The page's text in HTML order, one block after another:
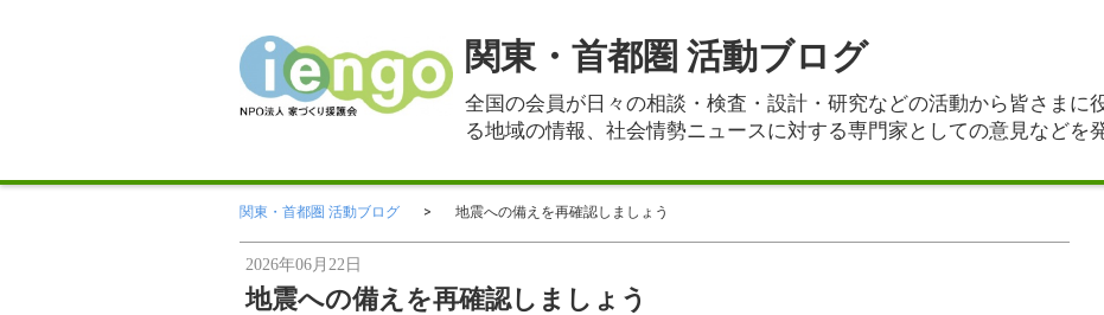
関東・首都圏 活動ブログ
全国の会員が日々の相談・検査・設計・研究などの活動から皆さまに
る地域の情報、社会情勢ニュースに対する専門家としての意見などを
関東・首都圏 活動ブログ 地震への備えを再確認しましょう
2026年06月22日
地震への備えを再確認しましょう